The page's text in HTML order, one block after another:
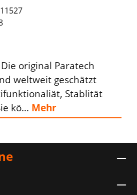
Die original Paratech
weltweit geschätzt
Stablität
kö… Mehr